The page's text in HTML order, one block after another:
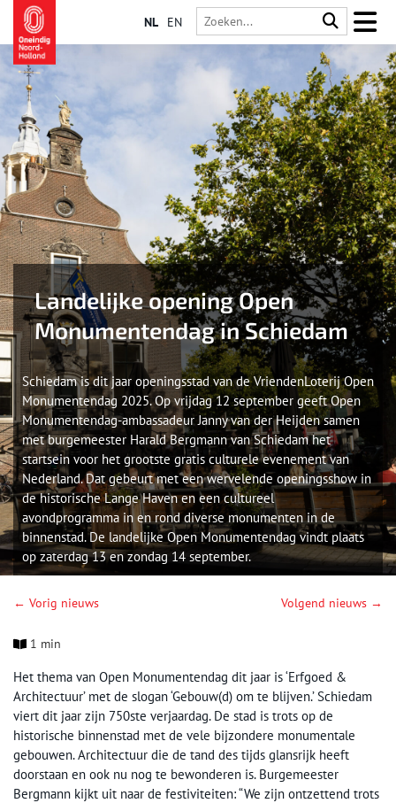
NL EN
Landelijke opening Open
Monumentendag in Schiedam
Schiedam is dit jaar openingsstad van de VriendenLoterij Open
Monumentendag 2025. Op vrijdag 12 september geeft Open
Monumentendag-ambassadeur Janny van der Heijden samen
met burgemeester Harald Bergmann van Schiedam het
startsein voor het grootste gratis culturele evenement van
Nederland. Dat gebeurt met een wervelende openingsshow in
de historische Lange Haven en een cultureel
avondprogramma in en rond diverse monumenten in de
binnenstad. De landelijke Open Monumentendag vindt plaats
op zaterdag 13 en zondag 14 september.
← Vorig nieuws Volgend nieuws →
1 min
Het thema van Open Monumentendag dit jaar is ‘Erfgoed &
Architectuur’ met de slogan ‘Gebouw(d) om te blijven.’ Schiedam
viert dit jaar zijn 750ste verjaardag. De stad is trots op de
historische binnenstad met de vele bijzondere monumentale
gebouwen. Architectuur die de tand des tijds glansrijk heeft
doorstaan en ook nu nog te bewonderen is. Burgemeester
Bergmann kijkt uit naar de festiviteiten: “We zijn ontzettend trots